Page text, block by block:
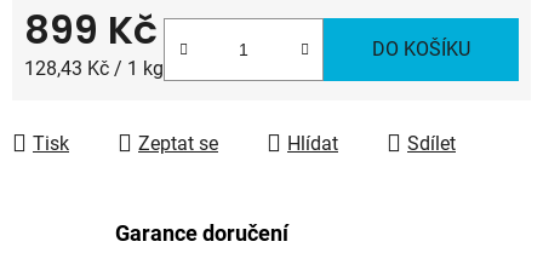
899 Kč
Měrná cena:
128,43 Kč / 1 kg
DO KOŠÍKU
Tisk Zeptat se Hlídat Sdílet
Garance doručení